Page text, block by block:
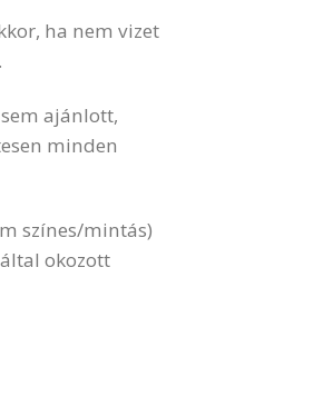
ha nem vizet
ajánlott,
minden
színes/mintás)
okozott